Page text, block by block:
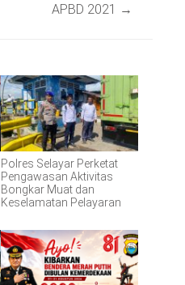
APBD 2021 →
Polres Selayar Perketat
Pengawasan Aktivitas
Bongkar Muat dan
Keselamatan Pelayaran